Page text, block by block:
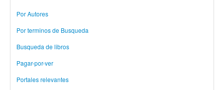
Por Autores
Por terminos de Busqueda
Busqueda de libros
Pagar-por-ver
Portales relevantes